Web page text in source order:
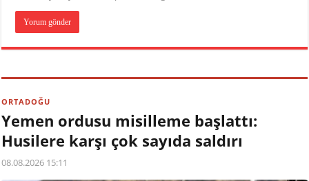
ORTADOĞU
Yemen ordusu misilleme başlattı:
Husilere karşı çok sayıda saldırı
08.08.2026 15:11